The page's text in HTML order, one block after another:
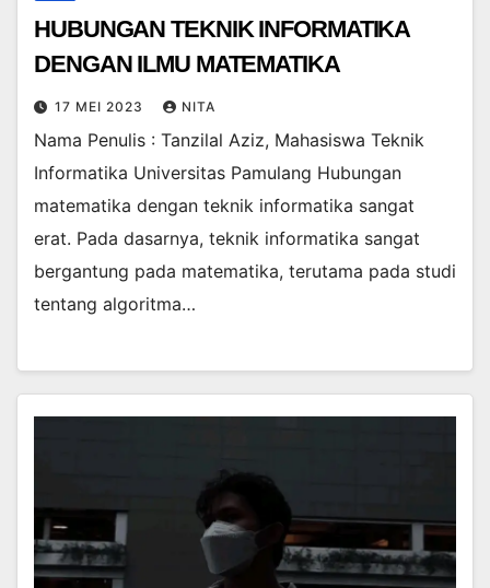
HUBUNGAN TEKNIK INFORMATIKA
DENGAN ILMU MATEMATIKA
17 MEI 2023 NITA
Nama Penulis : Tanzilal Aziz, Mahasiswa Teknik
Informatika Universitas Pamulang Hubungan
matematika dengan teknik informatika sangat
erat. Pada dasarnya, teknik informatika sangat
bergantung pada matematika, terutama pada studi
tentang algoritma…